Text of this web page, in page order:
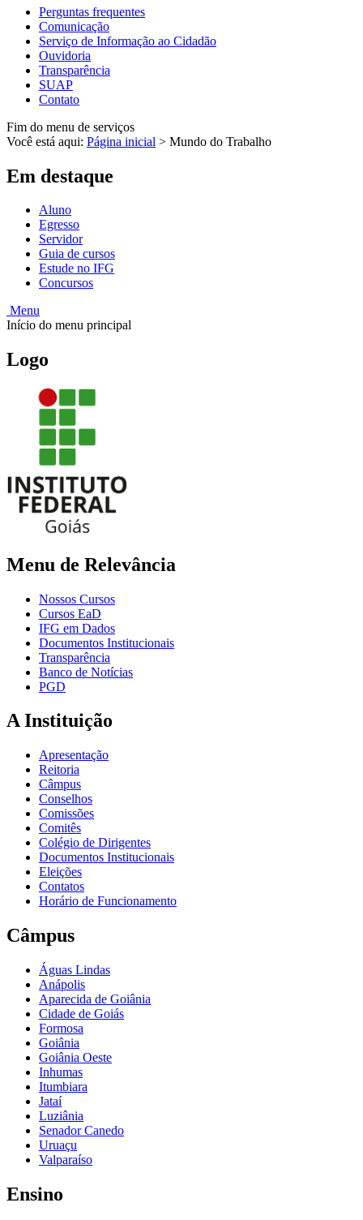
Perguntas frequentes
Comunicação
Serviço de Informação ao Cidadão
Ouvidoria
Transparência
SUAP
Contato
Fim do menu de serviços
Você está aqui: Página inicial > Mundo do Trabalho
Em destaque
Aluno
Egresso
Servidor
Guia de cursos
Estude no IFG
Concursos
Menu
Início do menu principal
Logo
Menu de Relevância
Nossos Cursos
Cursos EaD
IFG em Dados
Documentos Institucionais
Transparência
Banco de Notícias
PGD
A Instituição
Apresentação
Reitoria
Câmpus
Conselhos
Comissões
Comitês
Colégio de Dirigentes
Documentos Institucionais
Eleições
Contatos
Horário de Funcionamento
Câmpus
Águas Lindas
Anápolis
Aparecida de Goiânia
Cidade de Goiás
Formosa
Goiânia
Goiânia Oeste
Inhumas
Itumbiara
Jataí
Luziânia
Senador Canedo
Uruaçu
Valparaíso
Ensino